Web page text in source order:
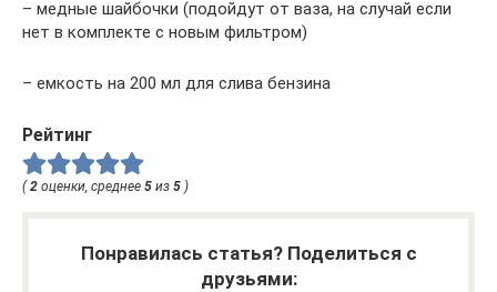
– медные шайбочки (подойдут от ваза, на случай если
нет в комплекте с новым фильтром)
– емкость на 200 мл для слива бензина
Рейтинг
( 2 оценки, среднее 5 из 5 )
Понравилась статья? Поделиться с
друзьями: